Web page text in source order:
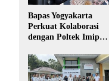
Bapas Yogyakarta
Perkuat Kolaborasi
dengan Poltek Imipas,
Magang Taruna